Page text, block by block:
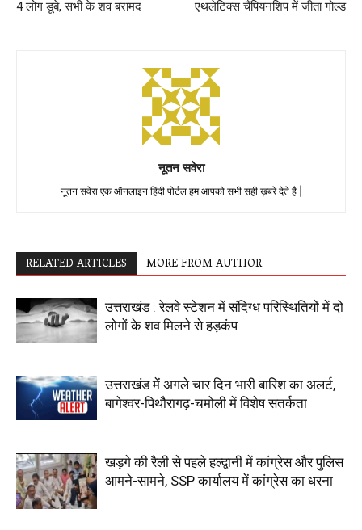
4 लोग डूबे, सभी के शव बरामद एथलेटिक्स चैंपियनशिप में जीता गोल्ड
नूतन सवेरा
नूतन सवेरा एक ऑनलाइन हिंदी पोर्टल हम आपको सभी सही ख़बरे देते है |
RELATED ARTICLES MORE FROM AUTHOR
उत्तराखंड : रेलवे स्टेशन में संदिग्ध परिस्थितियों में दो
लोगों के शव मिलने से हड़कंप
उत्तराखंड में अगले चार दिन भारी बारिश का अलर्ट,
बागेश्वर-पिथौरागढ़-चमोली में विशेष सतर्कता
खड़गे की रैली से पहले हल्द्वानी में कांग्रेस और पुलिस
आमने-सामने, SSP कार्यालय में कांग्रेस का धरना